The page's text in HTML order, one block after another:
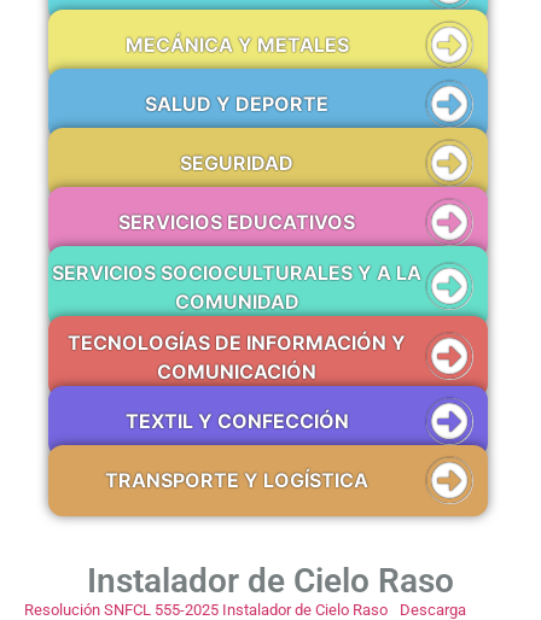
MECÁNICA Y METALES
SALUD Y DEPORTE
SEGURIDAD
SERVICIOS EDUCATIVOS
SERVICIOS SOCIOCULTURALES Y A LA
COMUNIDAD
TECNOLOGÍAS DE INFORMACIÓN Y
COMUNICACIÓN
TEXTIL Y CONFECCIÓN
TRANSPORTE Y LOGÍSTICA
Instalador de Cielo Raso
Resolución SNFCL 555-2025 Instalador de Cielo Raso Descarga